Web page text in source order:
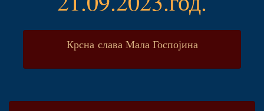
Крсна слава Мала Госпојина